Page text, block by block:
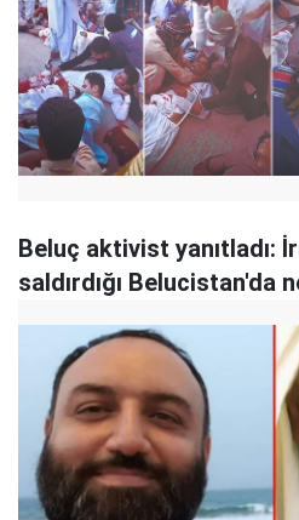
Beluç aktivist yanıtladı:
saldırdığı Belucistan'da